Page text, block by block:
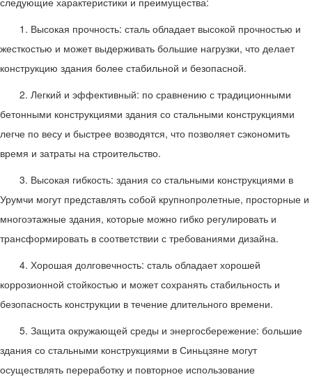
1. Высокая прочность: сталь обладает высокой прочностью и
жесткостью и может выдерживать большие нагрузки, что делает
конструкцию здания более стабильной и безопасной.
2. Легкий и эффективный: по сравнению с традиционными
бетонными конструкциями здания со стальными конструкциями
легче по весу и быстрее возводятся, что позволяет сэкономить
время и затраты на строительство.
3. Высокая гибкость: здания со стальными конструкциями в
Урумчи могут представлять собой крупнопролетные, просторные и
многоэтажные здания, которые можно гибко регулировать и
трансформировать в соответствии с требованиями дизайна.
4. Хорошая долговечность: сталь обладает хорошей
коррозионной стойкостью и может сохранять стабильность и
безопасность конструкции в течение длительного времени.
5. Защита окружающей среды и энергосбережение: большие
здания со стальными конструкциями в Синьцзяне могут
осуществлять переработку и повторное использование